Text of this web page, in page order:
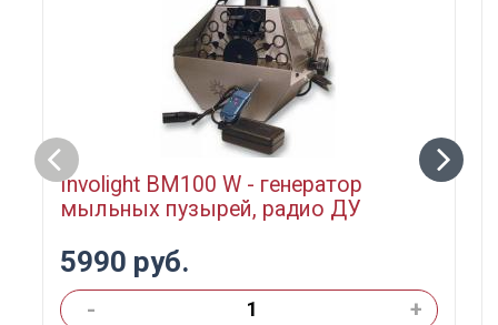
Involight BM100 W - генератор
мыльных пузырей, радио ДУ
5990 руб.
-
+